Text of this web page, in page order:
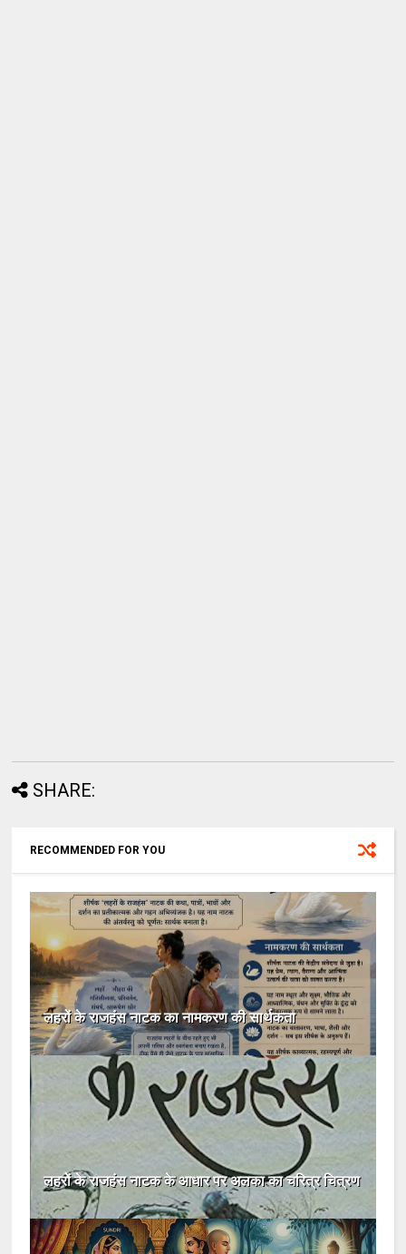
SHARE:
RECOMMENDED FOR YOU
लहरों के राजहंस नाटक का नामकरण की सार्थकता
लहरों के राजहंस नाटक के आधार पर अलका का चरित्र चित्रण